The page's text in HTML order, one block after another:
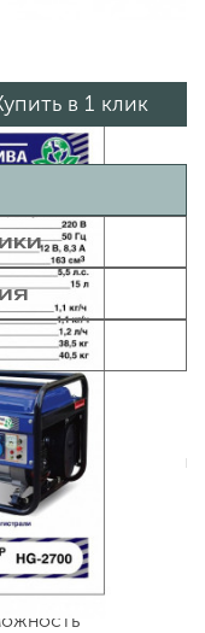
в 1 клик
HG-2700 и
приборов или
в домашней
крепятся на
образует две
площадке.
с помощью